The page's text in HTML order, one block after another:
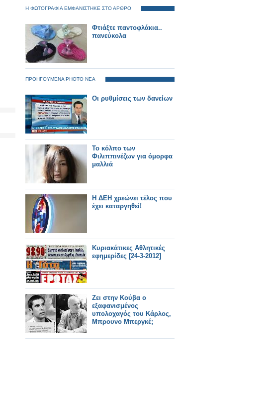
Η ΦΩΤΟΓΡΑΦΙΑ ΕΜΦΑΝΙΣΤΗΚΕ ΣΤΟ ΑΡΘΡΟ
Φτιάξτε παντοφλάκια..
πανεύκολα
ΠΡΟΗΓΟΥΜΕΝΑ PHOTO ΝΕΑ
Οι ρυθμίσεις των δανείων
Το κόλπο των
Φιλιππινέζων για όμορφα
μαλλιά
Η ΔΕΗ χρεώνει τέλος που
έχει καταργηθεί!
Κυριακάτικες Αθλητικές
εφημερίδες [24-3-2012]
Ζει στην Κούβα ο
εξαφανισμένος
υπολοχαγός του Κάρλος,
Μπρουνο Μπεργκέ;